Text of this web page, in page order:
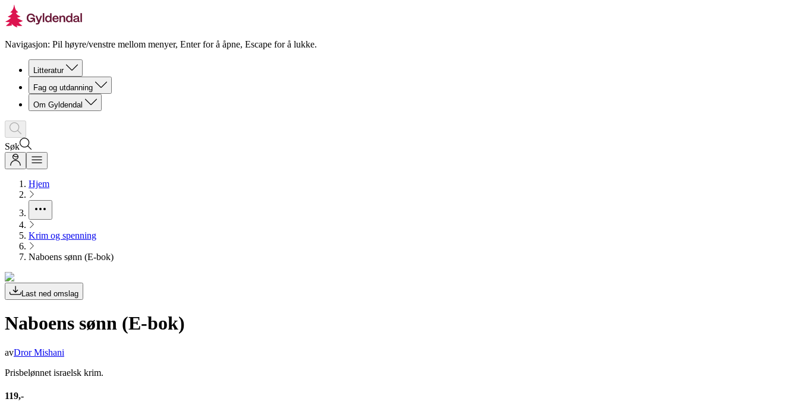
Navigasjon: Pil høyre/venstre mellom menyer, Enter for å åpne, Escape for å lukke.
Litteratur
Fag og utdanning
Om Gyldendal
Søk
Hjem
Krim og spenning
Naboens sønn (E-bok)
Last ned omslag
Naboens sønn (E-bok)
avDror Mishani
Prisbelønnet israelsk krim.
119,-